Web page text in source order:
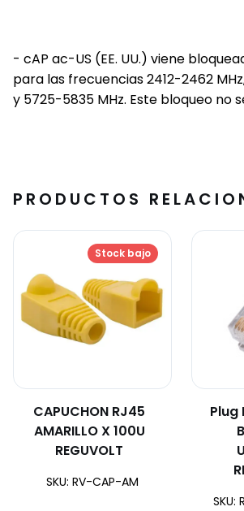
- cAP ac-US (EE. UU.) viene
para las frecuencias 2412-2462
y 5725-5835 MHz. Este bloqueo no
PRODUCTOS
Stock bajo
CAPUCHON RJ45
AMARILLO X 100U
REGUVOLT
SKU: RV-CAP-AM
Plug
SKU: